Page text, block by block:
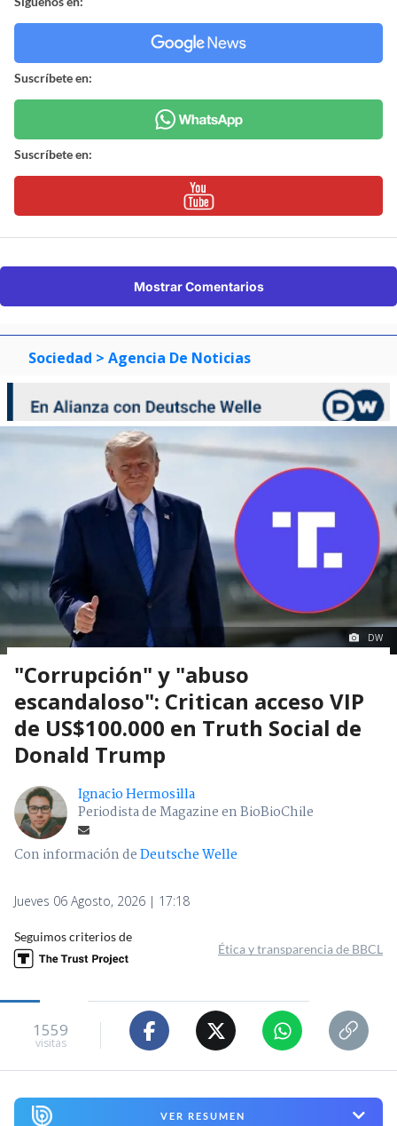
Suscríbete en:
Suscríbete en:
Mostrar Comentarios
Sociedad > Agencia De Noticias
DW
"Corrupción" y "abuso
escandaloso": Critican acceso VIP
de US$100.000 en Truth Social de
Donald Trump
Ignacio Hermosilla
Periodista de Magazine en BioBioChile
Con información deDeutsche Welle
Jueves 06 Agosto, 2026 | 17:18
Seguimos criterios de
Ética y transparencia de BBCL
1559
visitas
VER RESUMEN